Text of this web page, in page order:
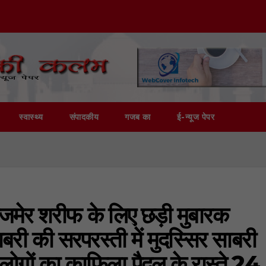
स्वास्थ्य संपादकीय गजब का ई-न्यूज पेपर
शरीफ के लिए छड़ी मुबारक
की सरपरस्ती में मुदस्सिर साबरी